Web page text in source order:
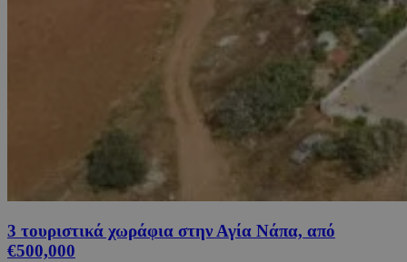
3 τουριστικά χωράφια στην Αγία Νάπα, από
€500,000